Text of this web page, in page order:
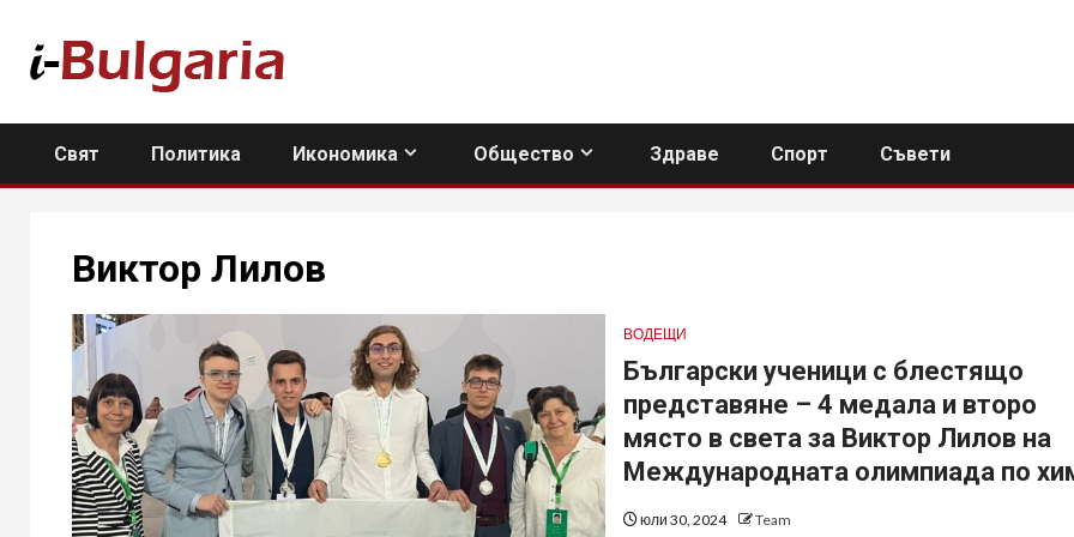
content
Свят Политика Икономика Общество Здраве Спорт Съвети
Виктор Лилов
ВОДЕЩИ
Български ученици с блестящо
представяне – 4 медала и второ
място в света за Виктор Лилов на
Международната олимпиада по
юли 30, 2024 Team